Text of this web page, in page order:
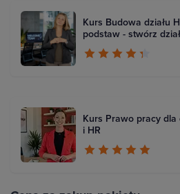
Kurs Budowa działu
podstaw - stwórz
Kurs Prawo pracy dla
i HR